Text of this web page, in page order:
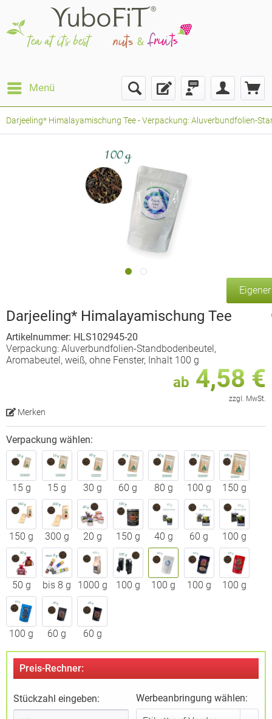
Menü
Darjeeling* Himalayamischung Tee - Verpackung: Aluverbundfolien-
Darjeeling* Himalayamischung Tee
Artikelnummer: HLS102945-20
Verpackung: Aluverbundfolien-Standbodenbeutel,
Aromabeutel, weiß, ohne Fenster, Inhalt 100 g
ab 4,58 €
zzgl. MwSt.
Merken
Verpackung wählen:
15 g 15 g 30 g 60 g 80 g 100 g 150 g
150 g 300 g 20 g 150 g 40 g 60 g 100 g
50 g bis 8 g 1000 g 100 g 100 g 100 g 100 g
100 g 60 g 60 g
Preis-Rechner:
Stückzahl eingeben: Werbeanbringung wählen: